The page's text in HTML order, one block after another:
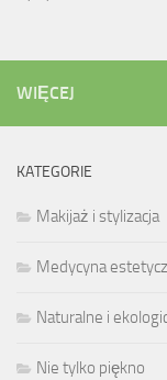
WIĘCEJ
KATEGORIE
Makijaż i stylizacja
Medycyna
Naturalne i
Nie tylko piękno